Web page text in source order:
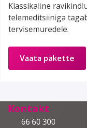
Klassikaline
telemeditsiiniga
tervisemuredele.
Vaata pakette
Kontakt
66 60 300